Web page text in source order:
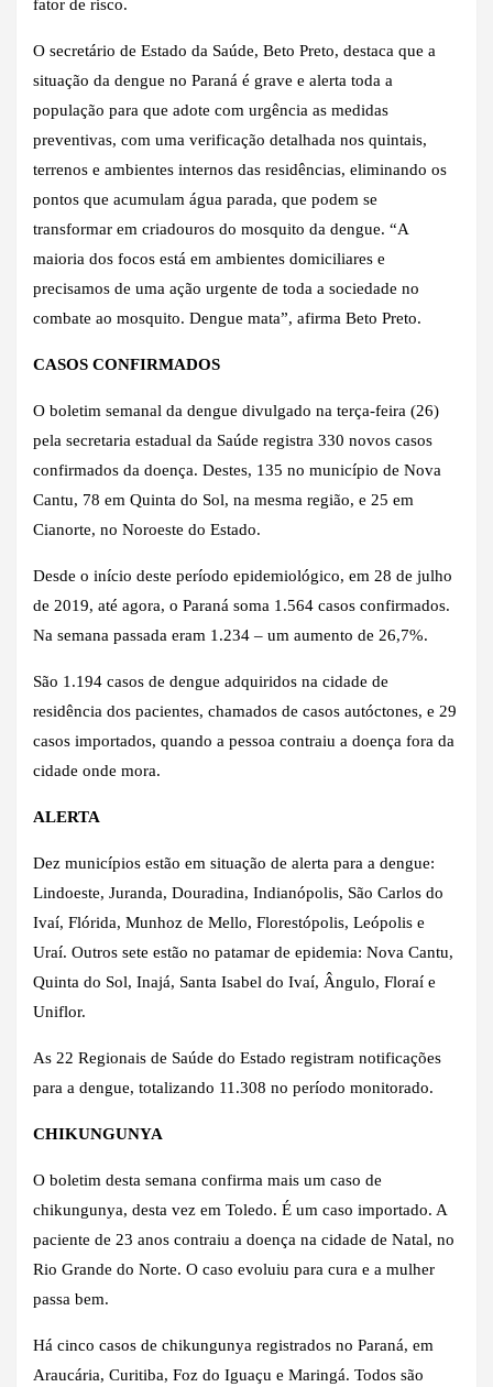
fator de risco.
O secretário de Estado da Saúde, Beto Preto, destaca que a
situação da dengue no Paraná é grave e alerta toda a
população para que adote com urgência as medidas
preventivas, com uma verificação detalhada nos quintais,
terrenos e ambientes internos das residências, eliminando os
pontos que acumulam água parada, que podem se
transformar em criadouros do mosquito da dengue. “A
maioria dos focos está em ambientes domiciliares e
precisamos de uma ação urgente de toda a sociedade no
combate ao mosquito. Dengue mata”, afirma Beto Preto.
CASOS CONFIRMADOS
O boletim semanal da dengue divulgado na terça-feira (26)
pela secretaria estadual da Saúde registra 330 novos casos
confirmados da doença. Destes, 135 no município de Nova
Cantu, 78 em Quinta do Sol, na mesma região, e 25 em
Cianorte, no Noroeste do Estado.
Desde o início deste período epidemiológico, em 28 de julho
de 2019, até agora, o Paraná soma 1.564 casos confirmados.
Na semana passada eram 1.234 – um aumento de 26,7%.
São 1.194 casos de dengue adquiridos na cidade de
residência dos pacientes, chamados de casos autóctones, e 29
casos importados, quando a pessoa contraiu a doença fora da
cidade onde mora.
ALERTA
Dez municípios estão em situação de alerta para a dengue:
Lindoeste, Juranda, Douradina, Indianópolis, São Carlos do
Ivaí, Flórida, Munhoz de Mello, Florestópolis, Leópolis e
Uraí. Outros sete estão no patamar de epidemia: Nova Cantu,
Quinta do Sol, Inajá, Santa Isabel do Ivaí, Ângulo, Floraí e
Uniflor.
As 22 Regionais de Saúde do Estado registram notificações
para a dengue, totalizando 11.308 no período monitorado.
CHIKUNGUNYA
O boletim desta semana confirma mais um caso de
chikungunya, desta vez em Toledo. É um caso importado. A
paciente de 23 anos contraiu a doença na cidade de Natal, no
Rio Grande do Norte. O caso evoluiu para cura e a mulher
passa bem.
Há cinco casos de chikungunya registrados no Paraná, em
Araucária, Curitiba, Foz do Iguaçu e Maringá. Todos são